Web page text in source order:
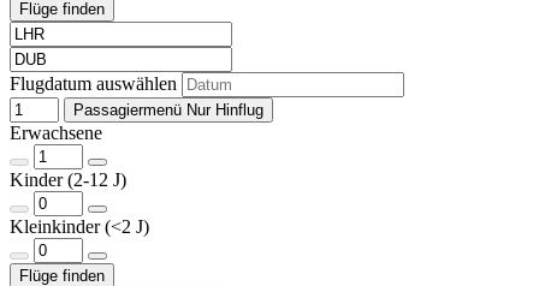
Flugdatum auswählen
Passagiermenü Nur Hinflug
Erwachsene
Kinder (2-12 J)
Kleinkinder (<2 J)